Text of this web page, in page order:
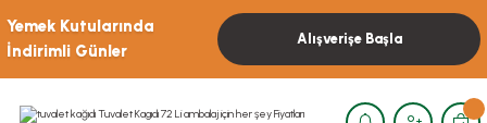
Yemek Kutularında
İndirimli Günler
Alışverişe Başla